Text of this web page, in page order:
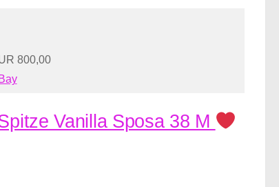
800,00
Vanilla Sposa 38 M